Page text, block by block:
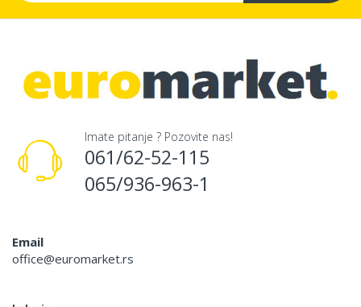
Imate pitanje ? Pozovite nas!
061/62-52-115
065/936-963-1
Email
office@euromarket.rs